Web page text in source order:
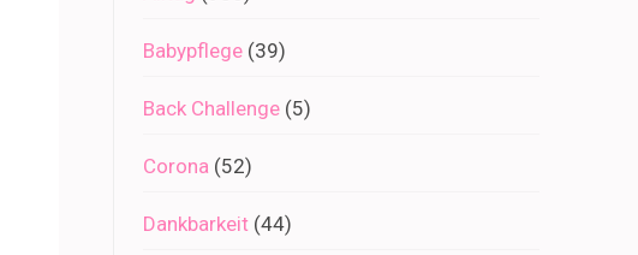
Babypflege (39)
Back Challenge (5)
Corona (52)
Dankbarkeit (44)